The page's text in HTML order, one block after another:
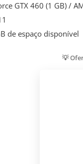
GTX 460 (1 GB) /
de espaço disponível
💡